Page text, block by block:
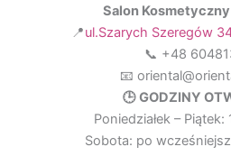
Salon Kosmetyczny
📍ul.Szarych Szeregów
📞 +48
📧
🕒 GODZINY
Poniedziałek –
Sobota: po